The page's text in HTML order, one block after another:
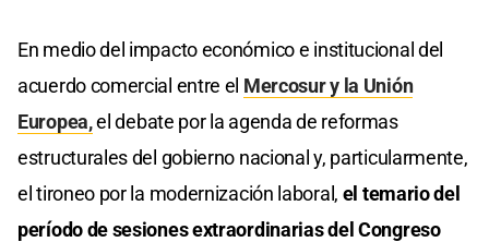
En medio del impacto económico e institucional del
acuerdo comercial entre el Mercosur y la Unión
Europea,el debate por la agenda de reformas
estructurales del gobierno nacional y, particularmente,
el tironeo por la modernización laboral, el temario del
período de sesiones extraordinarias del Congreso